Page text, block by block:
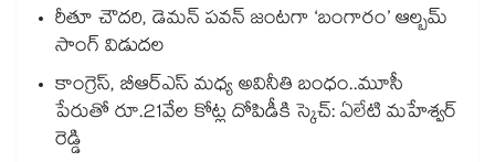
రీతూ చౌదరి, డెమన్ పవన్ జంటగా ‘బంగారం’ ఆల్బమ్
సాంగ్ విడుదల
కాంగ్రెస్, బీఆర్ఎస్ మధ్య అవినీతి బంధం..మూసీ
పేరుతో రూ.21వేల కోట్ల దోపిడీకి స్కెచ్: ఏలేటి మహేశ్వర్
రెడ్డి